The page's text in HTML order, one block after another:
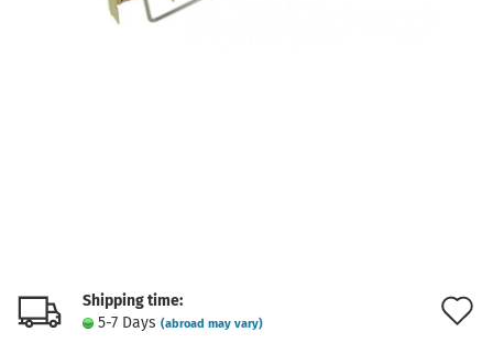
Shipping time:
5-7 Days (abroad may vary)